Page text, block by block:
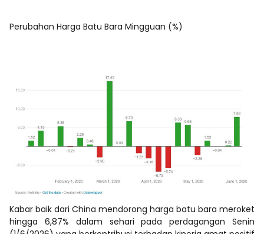
Perubahan Harga Batu Bara Mingguan (%)
Kabar baik dari China mendorong harga batu bara meroket
hingga 6,87% dalam sehari pada perdagangan Senin